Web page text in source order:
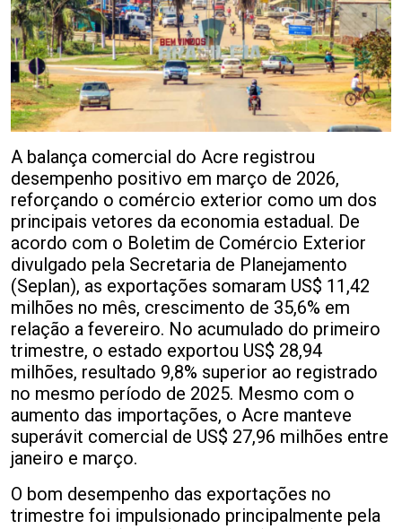
A balança comercial do Acre registrou
desempenho positivo em março de 2026,
reforçando o comércio exterior como um dos
principais vetores da economia estadual. De
acordo com o Boletim de Comércio Exterior
divulgado pela Secretaria de Planejamento
(Seplan), as exportações somaram US$ 11,42
milhões no mês, crescimento de 35,6% em
relação a fevereiro. No acumulado do primeiro
trimestre, o estado exportou US$ 28,94
milhões, resultado 9,8% superior ao registrado
no mesmo período de 2025. Mesmo com o
aumento das importações, o Acre manteve
superávit comercial de US$ 27,96 milhões entre
janeiro e março.
O bom desempenho das exportações no
trimestre foi impulsionado principalmente pela